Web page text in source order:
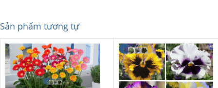
Sản phẩm tương tự